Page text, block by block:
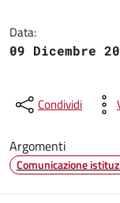
Data:
09 Dicembre
Condividi
Argomenti
Comunicazione